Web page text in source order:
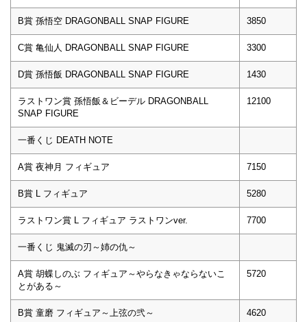
B賞 孫悟空 DRAGONBALL SNAP FIGURE 3850
C賞 亀仙人 DRAGONBALL SNAP FIGURE 3300
D賞 孫悟飯 DRAGONBALL SNAP FIGURE 1430
ラストワン賞 孫悟飯＆ビーデル DRAGONBALL
SNAP FIGURE
12100
一番くじ DEATH NOTE
A賞 夜神月 フィギュア 7150
B賞 L フィギュア 5280
ラストワン賞 L フィギュア ラストワンver. 7700
一番くじ 鬼滅の刃～姉の仇～
A賞 胡蝶しのぶ フィギュア～やらなきゃならないこ
とがある～
5720
B賞 童磨 フィギュア～上弦の弐～ 4620